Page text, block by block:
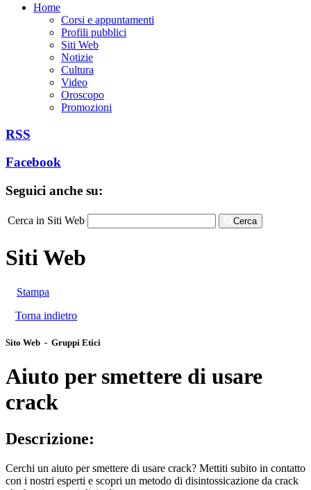
Home
Corsi e appuntamenti
Profili pubblici
Siti Web
Notizie
Cultura
Video
Oroscopo
Promozioni
RSS
Facebook
Seguici anche su:
Cerca in Siti Web Cerca
Siti Web
Stampa
Torna indietro
Sito Web - Gruppi Etici
Aiuto per smettere di usare
crack
Descrizione:
Cerchi un aiuto per smettere di usare crack? Mettiti subito in contatto
con i nostri esperti e scopri un metodo di disintossicazione da crack